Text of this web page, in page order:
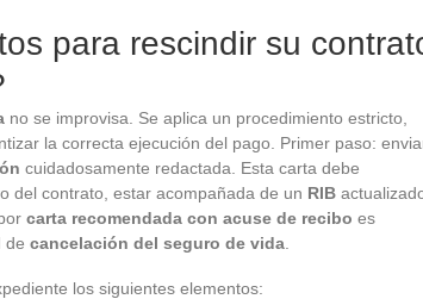
para rescindir su
no se improvisa. Se aplica un procedimiento estricto,
la correcta ejecución del pago. Primer paso:
cuidadosamente redactada. Esta carta debe
del contrato, estar acompañada de un RIB
carta recomendada con acuse de recibo es
de cancelación del seguro de vida
los siguientes elementos: